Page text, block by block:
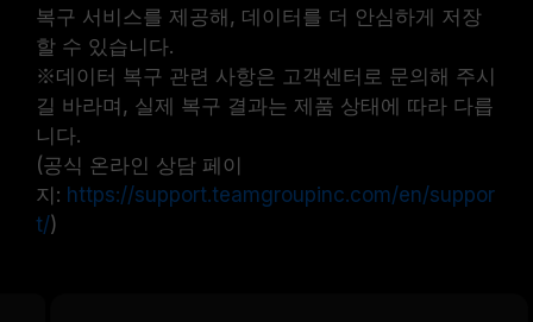
복구 서비스를 제공해, 데이터를 더 안심하게 저장
할 수 있습니다.
※데이터 복구 관련 사항은 고객센터로 문의해 주시
길 바라며, 실제 복구 결과는 제품 상태에 따라 다릅
니다.
(공식 온라인 상담 페이
지: https://support.teamgroupinc.com/en/suppor
t/)